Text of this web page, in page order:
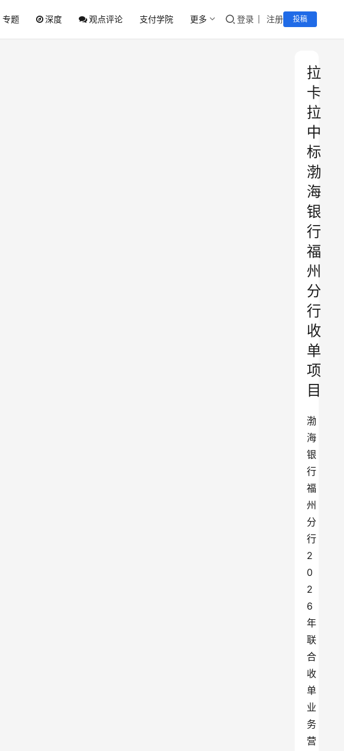
专题 深度 观点评论 支付学院 更多 登录 注册 投稿
拉
卡
拉
中
标
渤
海
银
行
福
州
分
行
收
单
项
目
渤
海
银
行
福
州
分
行
2
0
2
6
年
联
合
收
单
业
务
营